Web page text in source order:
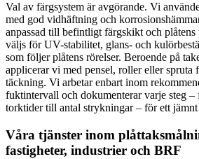
Val av färgsystem är avgörande. Vi
med god vidhäftning och
anpassad till befintligt färgskikt och
väljs för UV-stabilitet, glans- och
som följer plåtens rörelser. Beroende på
applicerar vi med pensel, roller eller
täckning. Vi arbetar enbart inom
fuktintervall och dokumenterar varje steg
torktider till antal strykningar – för ett
Våra tjänster inom
fastigheter, industrier och BRF